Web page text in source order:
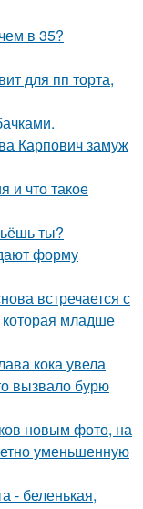
в 35?
для пп торта,
Карпович замуж
и что такое
ты?
форму
встречается с
младше
кока увела
вызвало бурю
новым фото, на
уменьшенную
- беленькая,